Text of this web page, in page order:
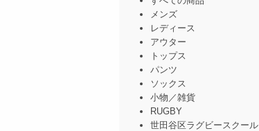
メンズ
レディース
アウター
トップス
パンツ
ソックス
小物／雑貨
RUGBY
世田谷区ラグビースクール